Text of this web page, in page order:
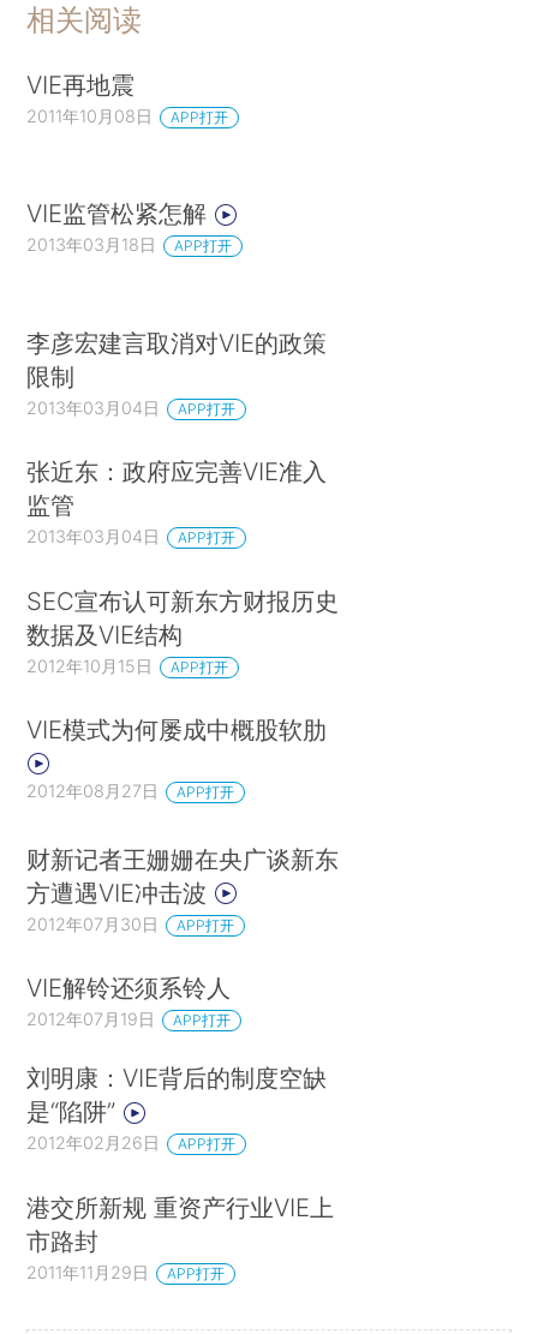
相关阅读
VIE再地震
2011年10月08日 APP打开
VIE监管松紧怎解
2013年03月18日 APP打开
李彦宏建言取消对VIE的政策
限制
2013年03月04日 APP打开
张近东：政府应完善VIE准入
监管
2013年03月04日 APP打开
SEC宣布认可新东方财报历史
数据及VIE结构
2012年10月15日 APP打开
VIE模式为何屡成中概股软肋
2012年08月27日 APP打开
财新记者王姗姗在央广谈新东
方遭遇VIE冲击波
2012年07月30日 APP打开
VIE解铃还须系铃人
2012年07月19日 APP打开
刘明康：VIE背后的制度空缺
是“陷阱”
2012年02月26日 APP打开
港交所新规 重资产行业VIE上
市路封
2011年11月29日 APP打开